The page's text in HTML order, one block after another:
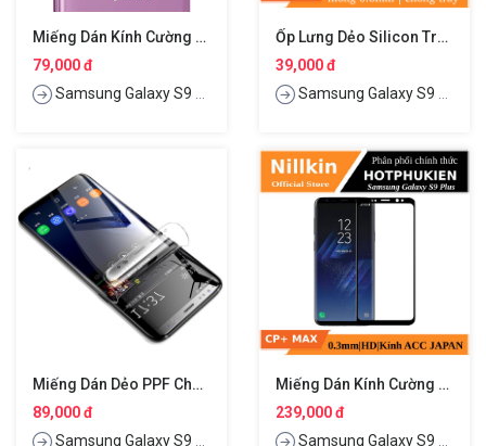
Miếng Dán Kính Cường Lực Camera Cho Samsung Galaxy S9 Plus Hiệu Baseus
79,000 đ
Samsung Galaxy S9 Plus
Ốp Lưng Dẻo Silicon Trong Suốt Cho Samsung Galaxy S9 Plus Hiệu Ultra Thin
39,000 đ
Samsung Galaxy S9 Plus
Miếng Dán Dẻo PPF Chống Trầy Màn Hình Cho Samsung Galaxy S9 Plus Hiệu Vmax
89,000 đ
Samsung Galaxy S9 Plus
Miếng Dán Kính Cường Lực Full 3D Cho Samsung Galaxy S9 Plus Hiệu Nillkin CP+ Max
239,000 đ
Samsung Galaxy S9 Plus